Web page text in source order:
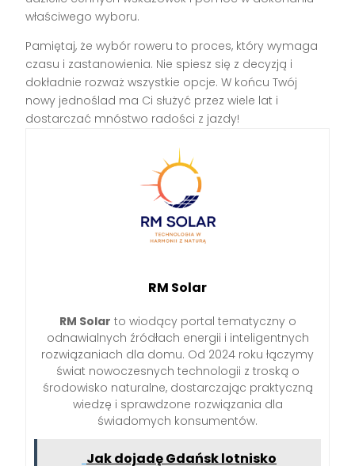
właściwego wyboru.
Pamiętaj, że wybór roweru to proces, który wymaga
czasu i zastanowienia. Nie spiesz się z decyzją i
dokładnie rozważ wszystkie opcje. W końcu Twój
nowy jednoślad ma Ci służyć przez wiele lat i
dostarczać mnóstwo radości z jazdy!
RM Solar
RM Solar to wiodący portal tematyczny o
odnawialnych źródłach energii i inteligentnych
rozwiązaniach dla domu. Od 2024 roku łączymy
świat nowoczesnych technologii z troską o
środowisko naturalne, dostarczając praktyczną
wiedzę i sprawdzone rozwiązania dla
świadomych konsumentów.
Jak dojadę Gdańsk lotnisko